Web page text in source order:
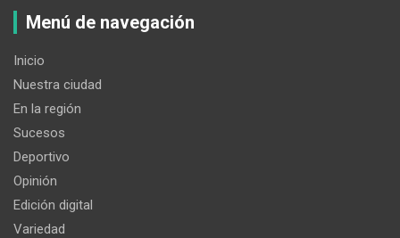
Menú de navegación
Inicio
Nuestra ciudad
En la región
Sucesos
Deportivo
Opinión
Edición digital
Variedad